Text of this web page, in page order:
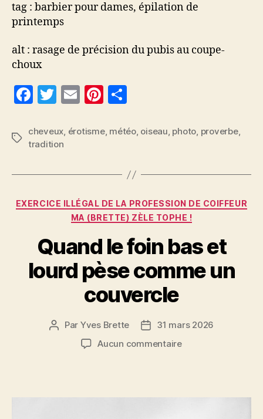
tag : barbier pour dames, épilation de
printemps
alt : rasage de précision du pubis au coupe-
choux
F
c
e
b
o
T
itt
er
E
ai
Pi
er
t
rt
g
Étiquettes
cheveux, érotisme, météo, oiseau, photo, proverbe,
tradition
Catégories
EXERCICE ILLÉGAL DE LA PROFESSION DE COIFFEUR
MA (BRETTE) ZÈLE TOPHE !
Quand le foin bas et
lourd pèse comme un
couvercle
Auteur
Par Yves Brette
Date31 mars 2026
Aucun commentairesur